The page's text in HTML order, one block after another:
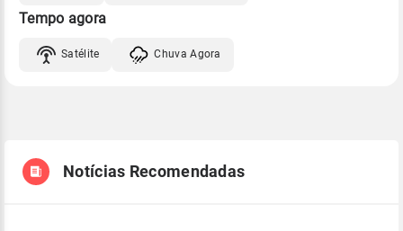
Tempo agora
Satélite Chuva Agora
Notícias Recomendadas